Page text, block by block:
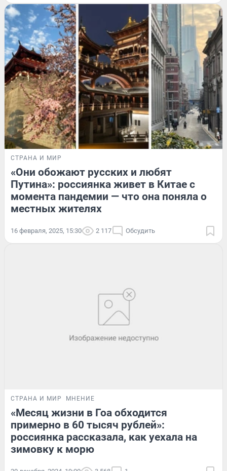
СТРАНА И МИР
«Они обожают русских и любят
Путина»: россиянка живет в Китае с
момента пандемии — что она поняла о
местных жителях
16 февраля, 2025, 15:30 2 117 Обсудить
СТРАНА И МИР МНЕНИЕ
«Месяц жизни в Гоа обходится
примерно в 60 тысяч рублей»:
россиянка рассказала, как уехала на
зимовку к морю